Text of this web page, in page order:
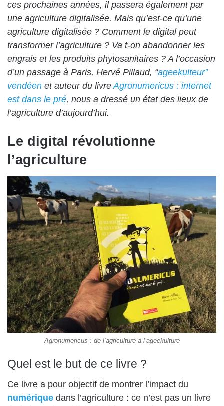
ces prochaines années, il passera également par
une agriculture digitalisée. Mais qu’est-ce qu’une
agriculture digitalisée ? Comment le digital peut
transformer l’agriculture ? Va t-on abandonner les
engrais et les produits phytosanitaires ? A l’occasion
d’un passage à Paris, Hervé Pillaud, “ageekulteur”
vendéen et auteur du livreAgronumericus : internet
est dans le pré, nous a dressé un état des lieux de
l’agriculture d’aujourd’hui.
Le digital révolutionne
l’agriculture
Agronumericus : de l’agriculture à l’ageekulture
Quel est le but de ce livre ?
Ce livre a pour objectif de montrer l’impact du
numérique dans l’agriculture : ce n’est pas un livre